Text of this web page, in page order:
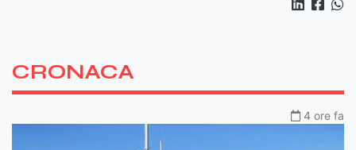
CRONACA
4 ore fa